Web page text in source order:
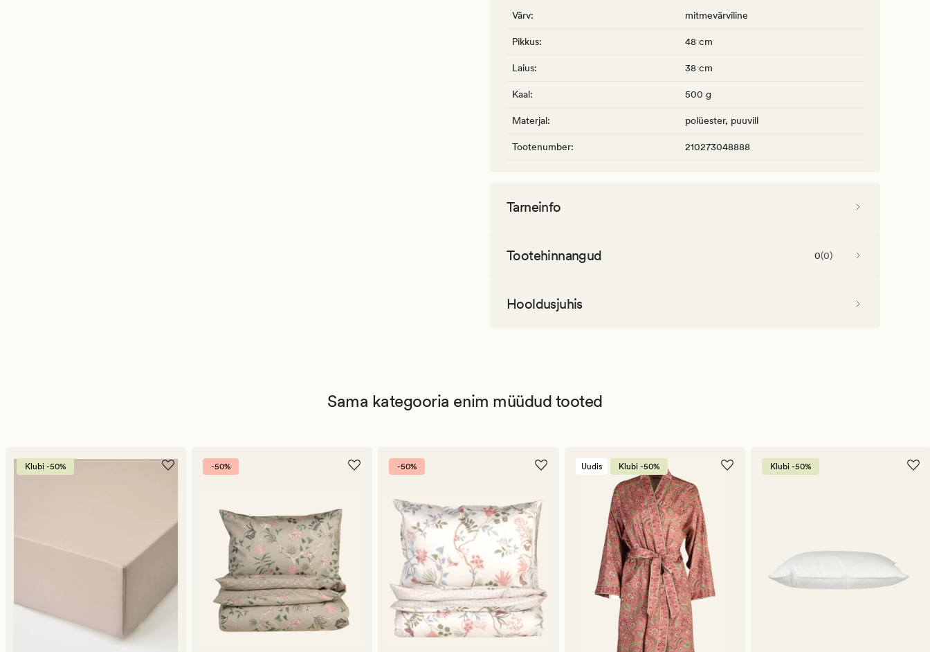
Värv: mitmevärviline
Pikkus: 48 cm
Laius: 38 cm
Kaal: 500 g
Materjal: polüester, puuvill
Tootenumber: 210273048888
Tarneinfo
Tootehinnangud 0(0)
Hooldusjuhis
Sama kategooria enim müüdud tooted
Klubi -50% -50% -50% Uudis Klubi -50% Klubi -50%